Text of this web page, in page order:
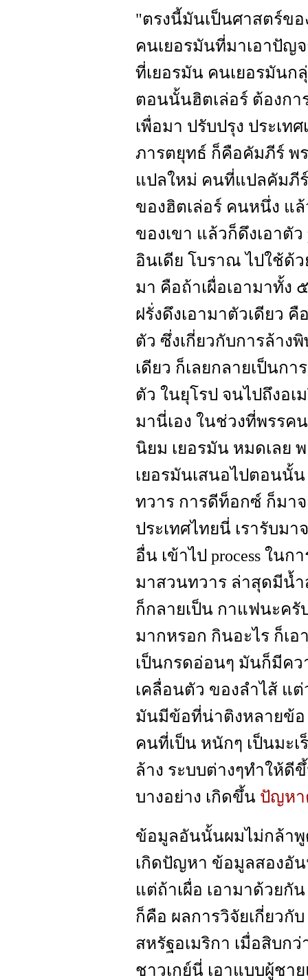
"ตรงนี้มันเป็นศาสตร์ขอ
คนเยอรมันที่มาเอาปัญ
ที่เยอรมัน คนเยอรมันก
ตอนนั้นฮิตเล่อร์ ต้องก
เพื่อมา ปรับปรุง ประเท
ภารตยุทธ์ ก็คือคัมภีร์ พร
แปลใหม่ คนที่แปลคัมภี
ของฮิตเล่อร์ คนหนึ่ง แ
ของเขา แล้วก็ดึงเอาตัว
อินเดีย โบราณ ไปใช้ด้
มา คือถ้าเผื่อเอามาทั้ง
ฝรั่งดึงเอามาตัวเดียว
ตัว ซึ่งเกี่ยวกับการล้าง
เดียว ก็เลยกลายเป็นก
ตัว ในยุโรป จนไปถึงอ
มานี่เอง ในช่วงที่พรรค
นิยม เยอรมัน หมดเลย
เยอรมันเสนอไปตอนนั้น
ทวาร การดีท็อกซ์ ก็มา
ประเทศไทยนี่ เรารับม
อื่น เข้าไป process ใน
มาสวนทวาร ล่าสุดมีน้
ก็กลายเป็น กาแฟนะครั
มากหรอก กินอะไร ก็เ
เป็นกรดอ่อนๆ มันก็มีค
เคลื่อนตัว ของลำไส้ แ
มันมีข้อที่น่าติงหลายข้อ
คนที่เป็น หนักๆ เป็นมะ
ล้าง ระบบต่างๆทำให้
บางอย่าง เกิดขึ้น ปัญหา
ข้อมูลอันนั้นผมไม่กล้าพู
เกิดปัญหา ข้อมูลสองอั
แต่ถ้าเผื่อ เอามาด้วย
ก็คือ ผลการวิจัยเกี่ยวกั
สหรัฐอเมริกา เมื่อสิบก
ชาวเกย์นี่ เอาแบบผู้ชา